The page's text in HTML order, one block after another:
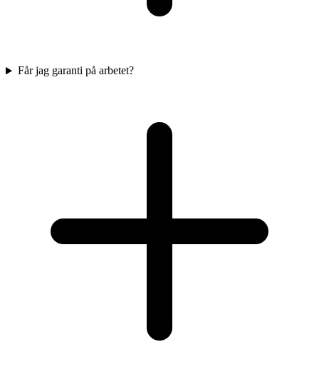
Får jag garanti på arbetet?